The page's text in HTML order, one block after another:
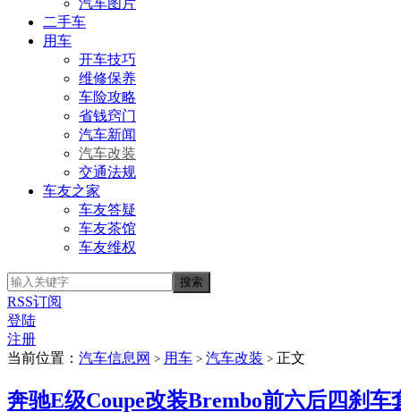
汽车图片
二手车
用车
开车技巧
维修保养
车险攻略
省钱窍门
汽车新闻
汽车改装
交通法规
车友之家
车友答疑
车友茶馆
车友维权
RSS订阅
登陆
注册
当前位置： 汽车信息网 > 用车 > 汽车改装 > 正文
奔驰E级Coupe改装Brembo前六后四刹车